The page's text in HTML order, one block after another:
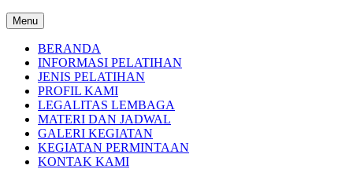
Menu
BERANDA
INFORMASI PELATIHAN
JENIS PELATIHAN
PROFIL KAMI
LEGALITAS LEMBAGA
MATERI DAN JADWAL
GALERI KEGIATAN
KEGIATAN PERMINTAAN
KONTAK KAMI